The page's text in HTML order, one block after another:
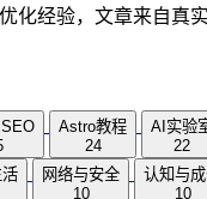
化经验，文章来自真
Astro教程
24
AI实验
22
网络与安全
10
认知与
10